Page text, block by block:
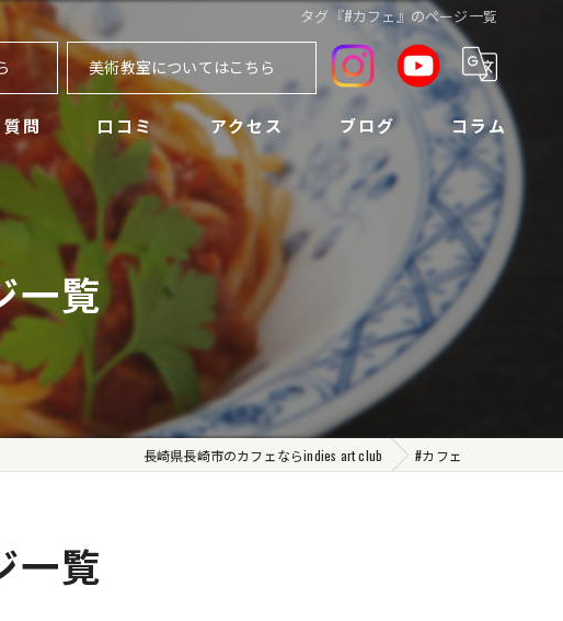
タグ『#カフェ』のページ一覧
美術教室についてはこちら
問 口コミ アクセス ブログ コラム
一覧
長崎県長崎市のカフェならindies art club #カフェ
一覧